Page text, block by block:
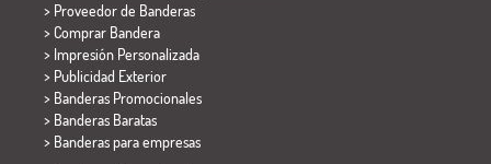
> Proveedor de Banderas
> Comprar Bandera
> Impresión Personalizada
> Publicidad Exterior
> Banderas Promocionales
> Banderas Baratas
> Banderas para empresas